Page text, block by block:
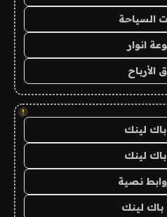
السياحة
انوار
الأرباح
!
لينك
لينك
نصية
باك لينك